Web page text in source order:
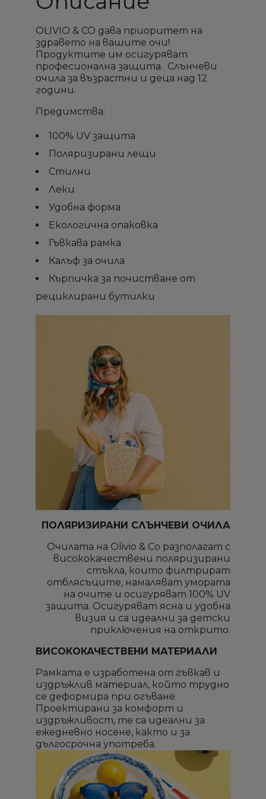
OLIVIO & CO дава приоритет на
здравето на вашите очи!
Продуктите им осигуряват
професионална защита. Слънчеви
очила за възрастни и деца над 12
години.
Предимства:
100% UV защита
Поляризирани лещи
Стилни
Леки
Удобна форма
Екологична опаковка
Гъвкава рамка
Калъф за очила
Кърпичка за почистване от
рециклирани бутилки
ПОЛЯРИЗИРАНИ СЛЪНЧЕВИ ОЧИЛА
Очилата на Olivio & Co разполагат с
висококачествени поляризирани
стъкла, които филтрират
отблясъците, намаляват умората
на очите и осигуряват 100% UV
защита. Осигуряват ясна и удобна
визия и са идеални за детски
приключения на открито.
ВИСОКОКАЧЕСТВЕНИ МАТЕРИАЛИ
Рамката е изработена от гъвкав и
издръжлив материал, който трудно
се деформира при огъване.
Проектирани за комфорт и
издръжливост, те са идеални за
ежедневно носене, както и за
дългосрочна употреба.